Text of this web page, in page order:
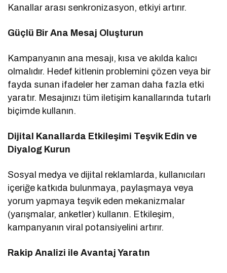
Kanallar arası senkronizasyon, etkiyi artırır.
Güçlü Bir Ana Mesaj Oluşturun
Kampanyanın ana mesajı, kısa ve akılda kalıcı
olmalıdır. Hedef kitlenin problemini çözen veya bir
fayda sunan ifadeler her zaman daha fazla etki
yaratır. Mesajınızı tüm iletişim kanallarında tutarlı
biçimde kullanın.
Dijital Kanallarda Etkileşimi Teşvik Edin ve
Diyalog Kurun
Sosyal medya ve dijital reklamlarda, kullanıcıları
içeriğe katkıda bulunmaya, paylaşmaya veya
yorum yapmaya teşvik eden mekanizmalar
(yarışmalar, anketler) kullanın. Etkileşim,
kampanyanın viral potansiyelini artırır.
Rakip Analizi ile Avantaj Yaratın